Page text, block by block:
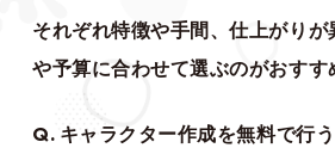
それぞれ特徴や手間、仕上がり
や予算に合わせて選ぶのがおすす
Q. キャラクター作成を無料で行